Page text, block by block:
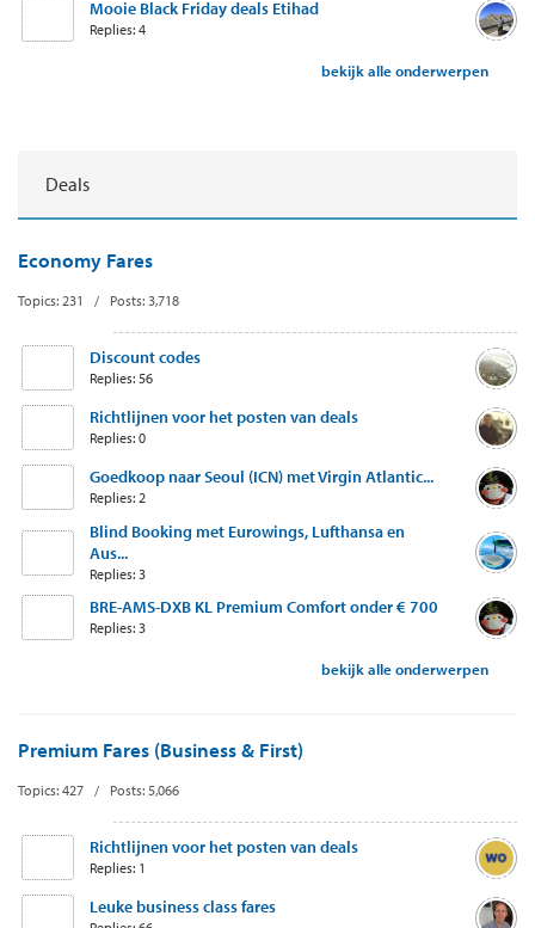
Mooie Black Friday deals Etihad
Replies: 4
bekijk alle onderwerpen
Deals
Economy Fares
Topics: 231 / Posts: 3,718
Discount codes
Replies: 56
Richtlijnen voor het posten van deals
Replies: 0
Goedkoop naar Seoul (ICN) met Virgin Atlantic...
Replies: 2
Blind Booking met Eurowings, Lufthansa en
Aus...
Replies: 3
BRE-AMS-DXB KL Premium Comfort onder € 700
Replies: 3
bekijk alle onderwerpen
Premium Fares (Business & First)
Topics: 427 / Posts: 5,066
Richtlijnen voor het posten van deals
Replies: 1
Leuke business class fares